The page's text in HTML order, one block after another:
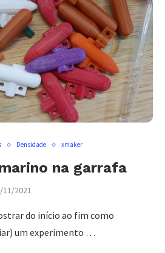
Densidade xmaker
na garrafa
11/2021
do início ao fim como
um experimento …